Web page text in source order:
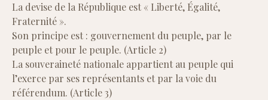
La devise de la République est « Liberté, Égalité,
Fraternité ».
Son principe est : gouvernement du peuple, par le
peuple et pour le peuple. (Article 2)
La souveraineté nationale appartient au peuple qui
l’exerce par ses représentants et par la voie du
référendum. (Article 3)